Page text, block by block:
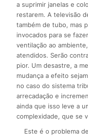
a suprimir janelas e
restarem. A televisão
também de tubo, mas
invocados para se
ventilação ao
atendidos. Serão
pior. Um desastre, a
mudança a efeito
no caso do sistema
arrecadação e
ainda que isso leve a
complexidade, que se
Este é o problema